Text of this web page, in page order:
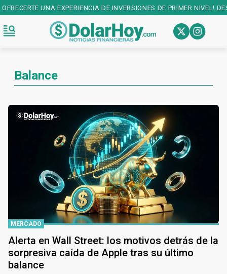
DE INVERSIONES DE PRIMER NIVEL! DESCARGALA EN: PLAY
Balance
MERCADO
Alerta en Wall Street: los motivos detrás de la
sorpresiva caída de Apple tras su último
balance